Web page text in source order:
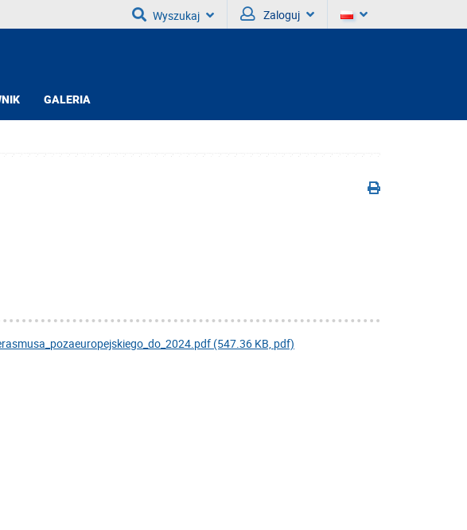
Wyszukaj Zaloguj
GALERIA
(547.36 KB, pdf)